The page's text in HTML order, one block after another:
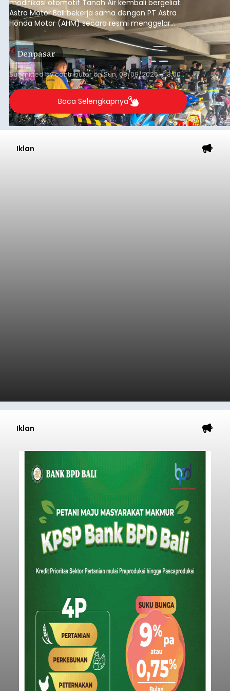
modifikasi otomotif Tanah Air kembali bergeliat.
Astra Motor Bali bekerja sama dengan PT Astra
Honda Motor (AHM) secara resmi menggelar
putaran pembuka (opening round) ajang kontes
modifikasi sepeda motor terbesar di Indonesia,
Honda Modif Contest (HMC) 2026, di Denpasar,
Bali.
Denpasar
Submitted bycontributoronSun, 08/09/2026 - 13:00
Baca Selengkapnya
Iklan
Iklan